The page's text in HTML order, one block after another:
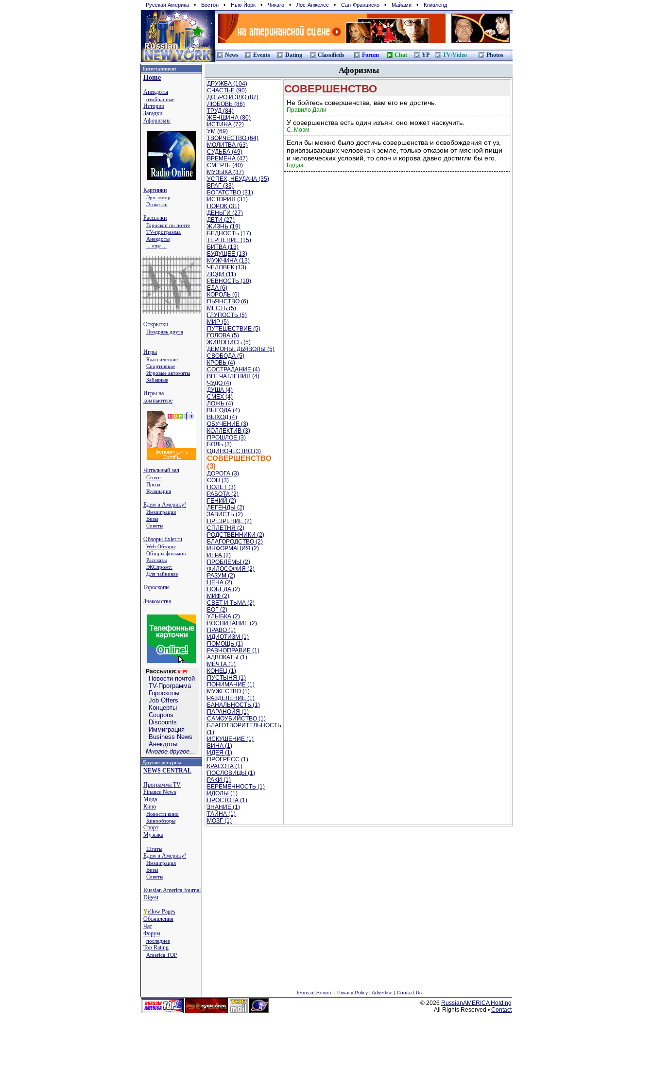
Русская Америка • Бостон • Нью-Йорк • Чикаго • Лос-Анжелес • Сан-Франциcко • Майами • Кливленд
News Events Dating Classifieds Forum Chat YP TV/Video Photos
Entertainment
Home
Анекдоты
отобранные
Истории
Загадки
Афоризмы
Картинки
Эро-юмор
Этикетки
Рассылки
Гороскоп по почте
TV-программа
Анекдоты
... еще ...
Открытки
Поздравь друга
Игры
Классические
Спортивные
Игровые автоматы
Забавные
Игры на
компьютере
Читальный зал
Стихи
Проза
Кулинария
Едем в Америку!
Иммиграция
Визы
Советы
Обзоры Exler.ru
Web Обзоры
Обзоры фильмов
Рассказы
ЭКСпромт:
Для чайников
Гороскопы
Знакомства
Рассылки:
Новости-почтой
TV-Программа
Гороскопы
Job Offers
Концерты
Coupons
Discounts
Иммиграция
Business News
Анекдоты
Многое другое...
Другие ресурсы
NEWS CENTRAL
Программа TV
Finance News
Мода
Кино
Новости кино
Кинообзоры
Спорт
Музыка
Штаты
Едем в Америку!
Иммиграция
Визы
Советы
Russian America Journal
Digest
Yellow Pages
Объявления
Чат
Форум
последнее
Top Rating
America TOP
Афоризмы
ДРУЖБА (104)
СЧАСТЬЕ (90)
ДОБРО И ЗЛО (87)
ЛЮБОВЬ (86)
ТРУД (84)
ЖЕНЩИНА (80)
ИСТИНА (72)
УМ (69)
ТВОРЧЕСТВО (64)
МОЛИТВА (63)
СУДЬБА (49)
ВРЕМЕНА (47)
СМЕРТЬ (40)
МУЗЫКА (37)
УСПЕХ, НЕУДАЧА (35)
ВРАГ (33)
БОГАТСТВО (31)
ИСТОРИЯ (31)
ПОРОК (31)
ДЕНЬГИ (27)
ДЕТИ (27)
ЖИЗНЬ (19)
БЕДНОСТЬ (17)
ТЕРПЕНИЕ (15)
БИТВА (13)
БУДУЩЕЕ (13)
МУЖЧИНА (13)
ЧЕЛОВЕК (13)
ЛЮДИ (11)
РЕВНОСТЬ (10)
ЕДА (6)
КОРОЛЬ (6)
ПЬЯНСТВО (6)
МЕСТЬ (5)
ГЛУПОСТЬ (5)
МИР (5)
ПУТЕШЕСТВИЕ (5)
ГОЛОВА (5)
ЖИВОПИСЬ (5)
ДЕМОНЫ. ДЬЯВОЛЫ (5)
СВОБОДА (5)
КРОВЬ (4)
СОСТРАДАНИЕ (4)
ВПЕЧАТЛЕНИЯ (4)
ЧУДО (4)
ДУША (4)
СМЕХ (4)
ЛОЖЬ (4)
ВЫГОДА (4)
ВЫХОД (4)
ОБУЧЕНИЕ (3)
КОЛЛЕКТИВ (3)
ПРОШЛОЕ (3)
БОЛЬ (3)
ОДИНОЧЕСТВО (3)
СОВЕРШЕНСТВО
(3)
ДОРОГА (3)
СОН (3)
ПОЛЕТ (3)
РАБОТА (2)
ГЕНИЙ (2)
ЛЕГЕНДЫ (2)
ЗАВИСТЬ (2)
ПРЕЗРЕНИЕ (2)
СПЛЕТНЯ (2)
РОДСТВЕННИКИ (2)
БЛАГОРОДСТВО (2)
ИНФОРМАЦИЯ (2)
ИГРА (2)
ПРОБЛЕМЫ (2)
ФИЛОСОФИЯ (2)
РАЗУМ (2)
ЦЕНА (2)
ПОБЕДА (2)
МИФ (2)
СВЕТ И ТЬМА (2)
БОГ (2)
УЛЫБКА (2)
ВОСПИТАНИЕ (2)
ПРАВО (1)
ИДИОТИЗМ (1)
ПОМОЩЬ (1)
РАВНОПРАВИЕ (1)
АДВОКАТЫ (1)
МЕЧТА (1)
КОНЕЦ (1)
ПУСТЫНЯ (1)
ПОНИМАНИЕ (1)
МУЖЕСТВО (1)
РАЗДЕЛЕНИЕ (1)
БАНАЛЬНОСТЬ (1)
ПАРАНОЙЯ (1)
САМОУБИЙСТВО (1)
БЛАГОТВОРИТЕЛЬНОСТЬ
(1)
ИСКУШЕНИЕ (1)
ВИНА (1)
ИДЕЯ (1)
ПРОГРЕСС (1)
КРАСОТА (1)
ПОСЛОВИЦЫ (1)
РАКИ (1)
БЕРЕМЕННОСТЬ (1)
ИДОЛЫ (1)
ПРОСТОТА (1)
ЗНАНИЕ (1)
ТАЙНА (1)
МОЗГ (1)
СОВЕРШЕНСТВО
Не бойтесь совершенства, вам его не достичь.
Правило Дали
У совершенства есть один изъян: оно может наскучить.
С. Моэм
Если бы можно было достичь совершенства и освобождения от уз,
привязывающих человека к земле, только отказом от мясной пищи
и человеческих условий, то слон и корова давно достигли бы его.
Будда
Terms of Service | Privacy Policy| Advertise | Contact Us
© 2026 RussianAMERICA Holding
All Rights Reserved • Contact